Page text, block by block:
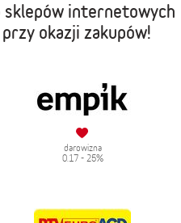
sklepów internetowych
okazji zakupów!
darowizna
0.17 - 25%